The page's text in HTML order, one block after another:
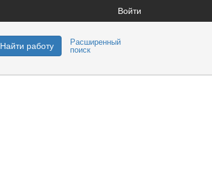
Войти
Найти работу
Расширенный
поиск